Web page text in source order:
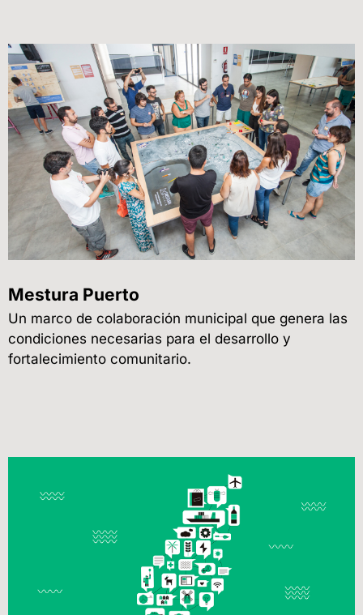
Mestura Puerto
Un marco de colaboración municipal que genera las
condiciones necesarias para el desarrollo y
fortalecimiento comunitario.